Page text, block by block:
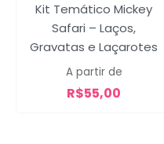
Kit Temático Mickey
Safari – Laços,
Gravatas e Laçarotes
A partir de
R$55,00